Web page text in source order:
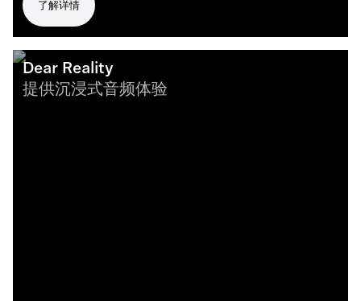
了解详情
Dear Reality
提供沉浸式音频体验